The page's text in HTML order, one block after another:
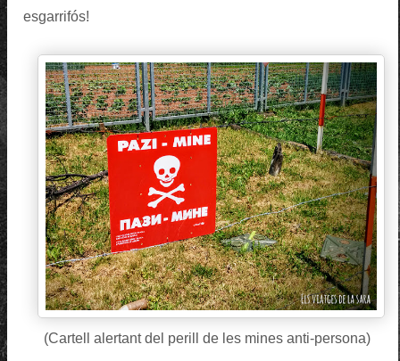
esgarrifós!
(Cartell alertant del perill de les mines anti-persona)